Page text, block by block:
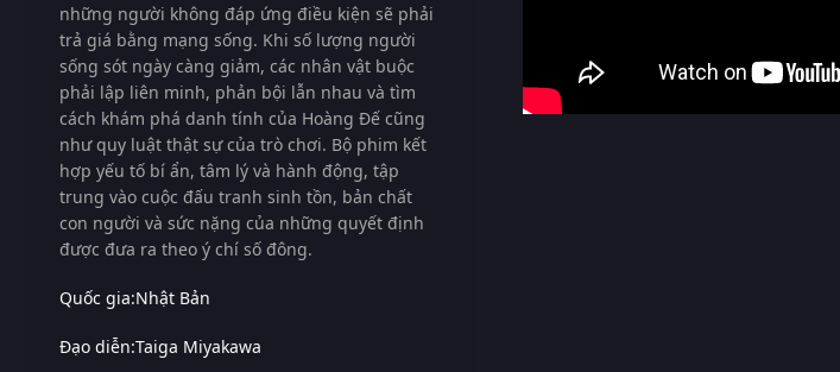
những người không đáp ứng điều kiện sẽ phải
trả giá bằng mạng sống. Khi số lượng người
sống sót ngày càng giảm, các nhân vật buộc
phải lập liên minh, phản bội lẫn nhau và tìm
cách khám phá danh tính của Hoàng Đế cũng
như quy luật thật sự của trò chơi. Bộ phim kết
hợp yếu tố bí ẩn, tâm lý và hành động, tập
trung vào cuộc đấu tranh sinh tồn, bản chất
con người và sức nặng của những quyết định
được đưa ra theo ý chí số đông.
Quốc gia:Nhật Bản
Đạo diễn:Taiga Miyakawa